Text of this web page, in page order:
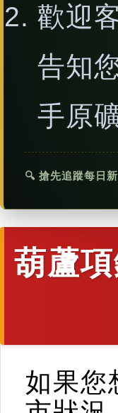
歡迎
告知
手原
🔍 搶先追蹤每日新
葫蘆
如果您